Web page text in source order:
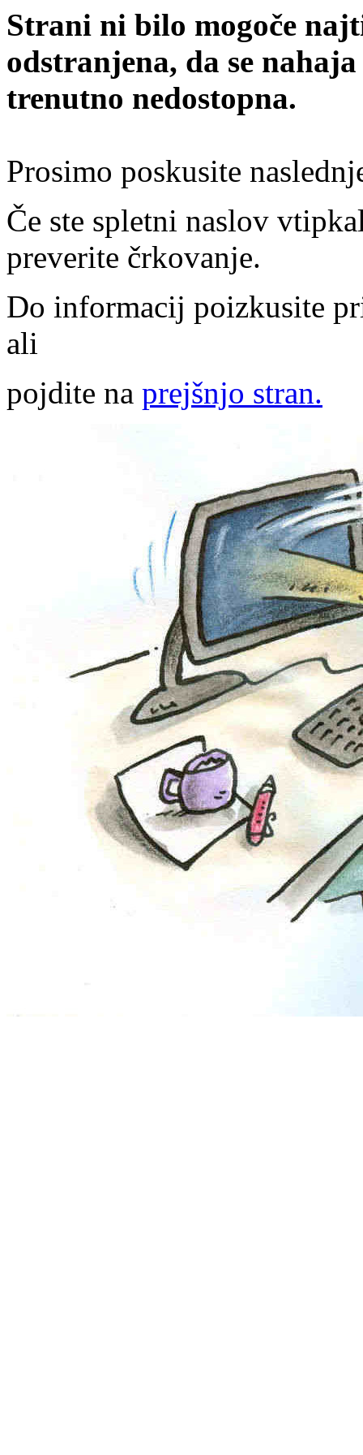
Strani ni bilo mogoče
odstranjena, da se
trenutno nedostopna.
Prosimo poskusite
Če ste spletni naslov
preverite črkovanje.
Do informacij poizkusite
ali
pojdite na prejšnjo stran.